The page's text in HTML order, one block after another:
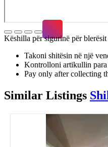
Këshilla për sigurinë për blerësit
Takoni shitësin në një
Kontrolloni artikullin para
Pay only after collecting
Similar Listings